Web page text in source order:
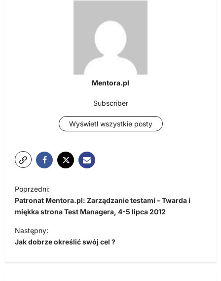
Mentora.pl
Subscriber
Wyświetl wszystkie posty
N
a
w
i
g
Poprzedni:
Patronat Mentora.pl: Zarządzanie testami – Twarda i
miękka strona Test Managera, 4-5 lipca 2012
Następny:
Jak dobrze określić swój cel ?